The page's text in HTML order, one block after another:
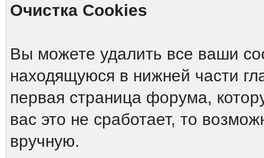
Очистка Cookies
Вы можете удалить все ваши
находящуюся в нижней части
первая страница форума,
вас это не сработает, то
вручную.